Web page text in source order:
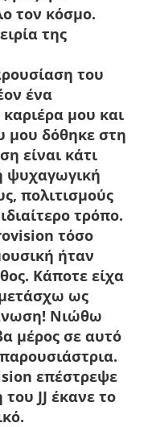
τον κόσμο.
της
του
ένα
μου και
μου δόθηκε στη
είναι κάτι
ψυχαγωγική
πολιτισμούς
τρόπο.
τόσο
ήταν
Κάποτε είχα
ως
Νιώθω
μέρος σε αυτό
επέστρεψε
JJ έκανε το